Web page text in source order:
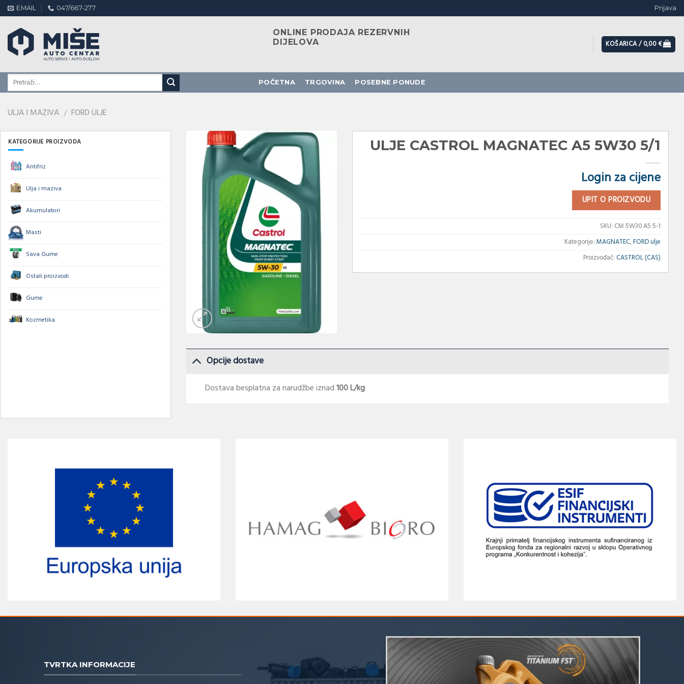
Skip
to
content
EMAIL 047/667-277 Prijava
ONLINE PRODAJA REZERVNIH
DIJELOVA
KOŠARICA /0,00€
POČETNA TRGOVINA POSEBNE PONUDE
ULJA I MAZIVA / FORD ULJE
ULJE CASTROL MAGNATEC A5 5W30 5/1
Login za cijene
UPIT O PROIZVODU
SKU: CM 5W30 A5 5-1
Kategorije:MAGNATEC,FORD ulje
Proizvođač: CASTROL (CAS)
Opcije dostave
Dostava besplatna za narudžbe iznad100 L/kg
KATEGORIJE PROIZVODA
Antifriz
Ulja i maziva
Akumulatori
Masti
Sava Gume
Ostali proizvodi
Gume
Kozmetika
TVRTKA INFORMACIJE